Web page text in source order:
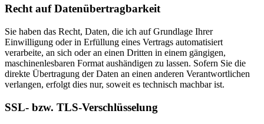
Recht auf Datenübertragbarkeit
Sie haben das Recht, Daten, die ich auf Grundlage Ihrer
Einwilligung oder in Erfüllung eines Vertrags automatisiert
verarbeite, an sich oder an einen Dritten in einem gängigen,
maschinenlesbaren Format aushändigen zu lassen. Sofern Sie die
direkte Übertragung der Daten an einen anderen Verantwortlichen
verlangen, erfolgt dies nur, soweit es technisch machbar ist.
SSL- bzw. TLS-Verschlüsselung